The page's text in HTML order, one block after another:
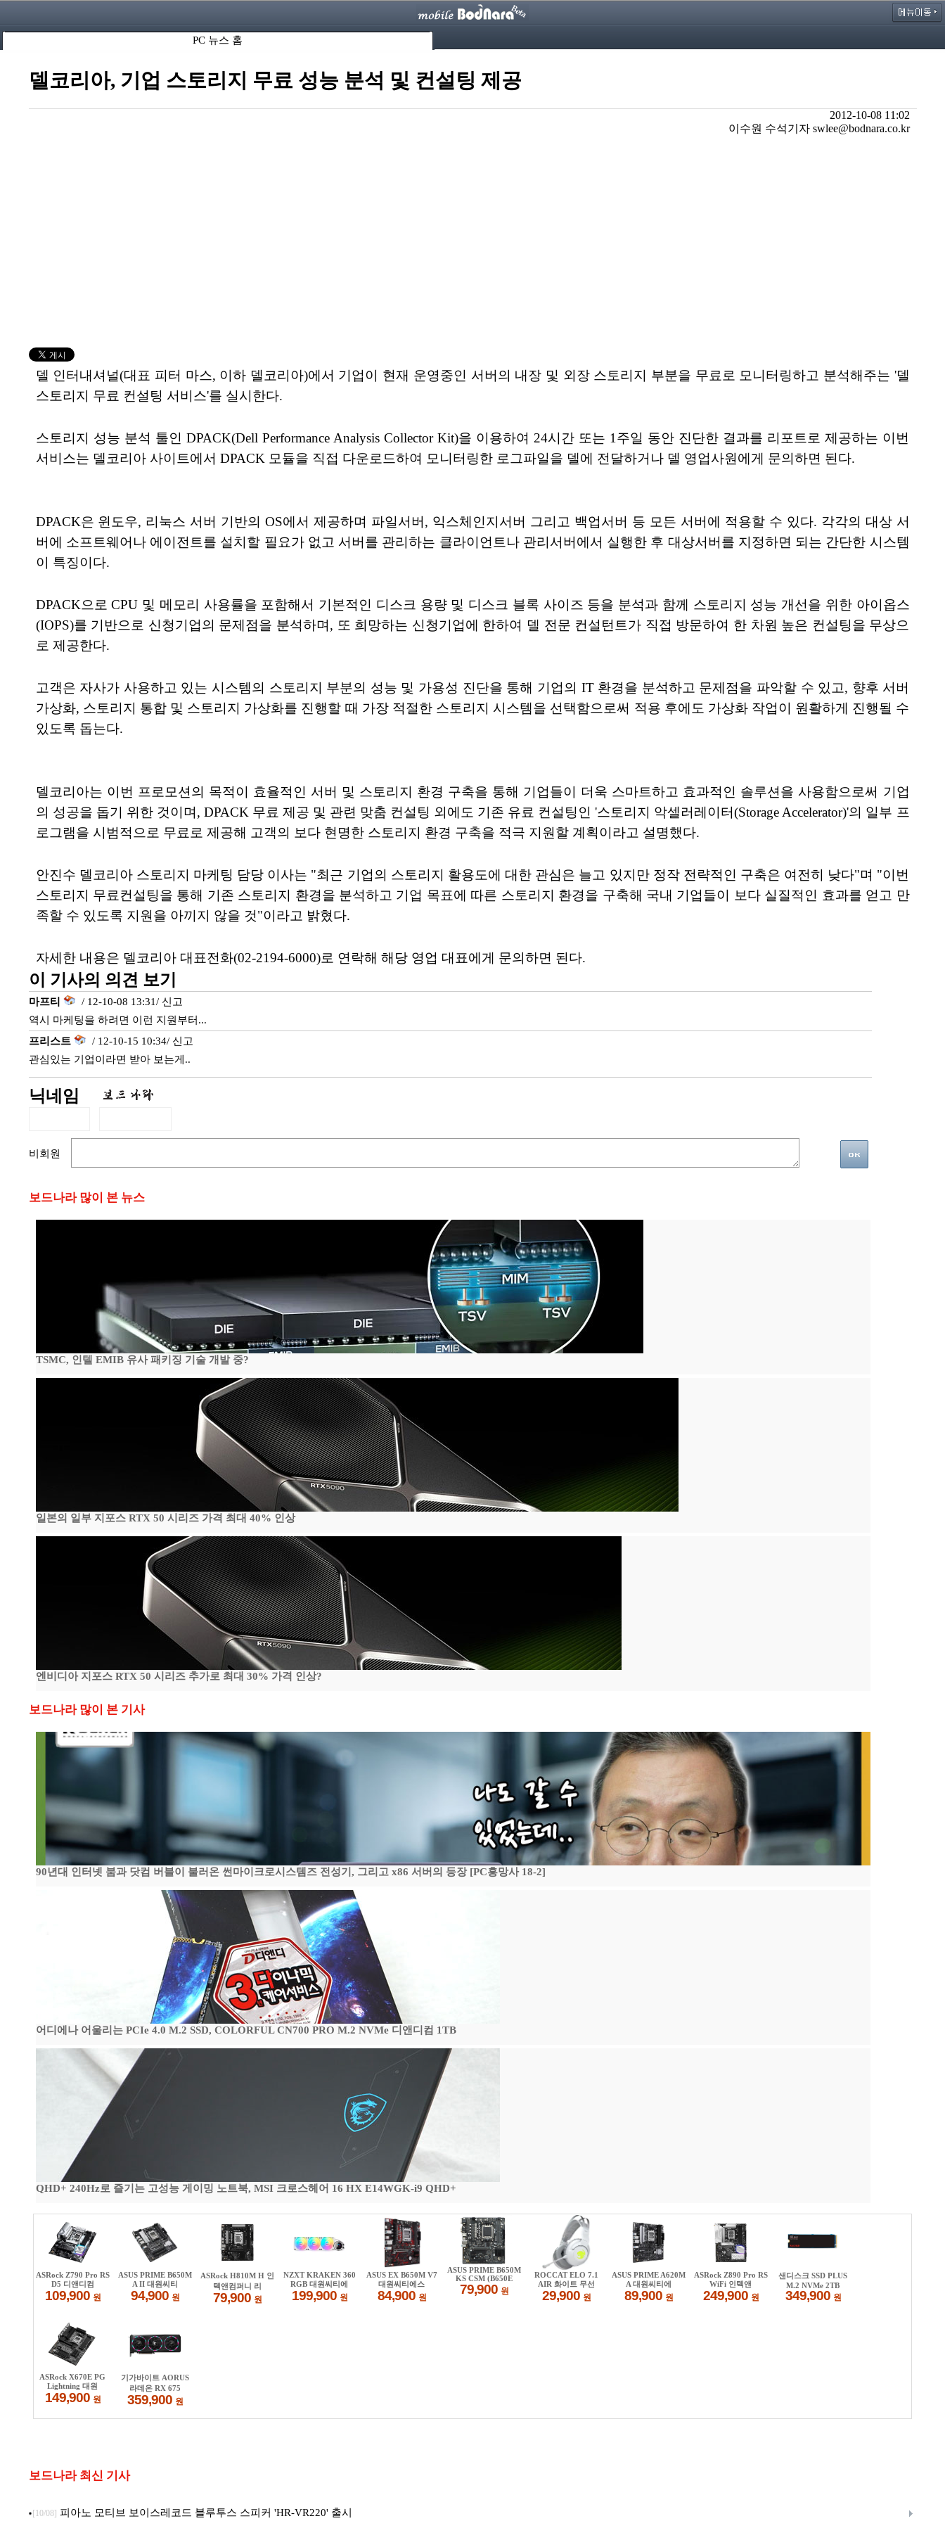
PC 뉴스 홈
델코리아, 기업 스토리지 무료 성능 분석 및 컨설팅 제공
2012-10-08 11:02
이수원 수석기자 swlee@bodnara.co.kr
델 인터내셔널(대표 피터 마스, 이하 델코리아)에서 기업이 현재 운영중인 서버의 내장 및 외장 스토리지 부분을 무료로 모니터링하고 분석해주는 '델
스토리지 무료 컨설팅 서비스'를 실시한다.
스토리지 성능 분석 툴인 DPACK(Dell Performance Analysis Collector Kit)을 이용하여 24시간 또는 1주일 동안 진단한 결과를 리포트로 제공하는 이번
서비스는 델코리아 사이트에서 DPACK 모듈을 직접 다운로드하여 모니터링한 로그파일을 델에 전달하거나 델 영업사원에게 문의하면 된다.
DPACK은 윈도우, 리눅스 서버 기반의 OS에서 제공하며 파일서버, 익스체인지서버 그리고 백업서버 등 모든 서버에 적용할 수 있다. 각각의 대상 서
버에 소프트웨어나 에이전트를 설치할 필요가 없고 서버를 관리하는 클라이언트나 관리서버에서 실행한 후 대상서버를 지정하면 되는 간단한 시스템
이 특징이다.
DPACK으로 CPU 및 메모리 사용률을 포함해서 기본적인 디스크 용량 및 디스크 블록 사이즈 등을 분석과 함께 스토리지 성능 개선을 위한 아이옵스
(IOPS)를 기반으로 신청기업의 문제점을 분석하며, 또 희망하는 신청기업에 한하여 델 전문 컨설턴트가 직접 방문하여 한 차원 높은 컨설팅을 무상으
로 제공한다.
고객은 자사가 사용하고 있는 시스템의 스토리지 부분의 성능 및 가용성 진단을 통해 기업의 IT 환경을 분석하고 문제점을 파악할 수 있고, 향후 서버
가상화, 스토리지 통합 및 스토리지 가상화를 진행할 때 가장 적절한 스토리지 시스템을 선택함으로써 적용 후에도 가상화 작업이 원활하게 진행될 수
있도록 돕는다.
델코리아는 이번 프로모션의 목적이 효율적인 서버 및 스토리지 환경 구축을 통해 기업들이 더욱 스마트하고 효과적인 솔루션을 사용함으로써 기업
의 성공을 돕기 위한 것이며, DPACK 무료 제공 및 관련 맞춤 컨설팅 외에도 기존 유료 컨설팅인 '스토리지 악셀러레이터(Storage Accelerator)'의 일부 프
로그램을 시범적으로 무료로 제공해 고객의 보다 현명한 스토리지 환경 구축을 적극 지원할 계획이라고 설명했다.
안진수 델코리아 스토리지 마케팅 담당 이사는 "최근 기업의 스토리지 활용도에 대한 관심은 늘고 있지만 정작 전략적인 구축은 여전히 낮다"며 "이번
스토리지 무료컨설팅을 통해 기존 스토리지 환경을 분석하고 기업 목표에 따른 스토리지 환경을 구축해 국내 기업들이 보다 실질적인 효과를 얻고 만
족할 수 있도록 지원을 아끼지 않을 것"이라고 밝혔다.
자세한 내용은 델코리아 대표전화(02-2194-6000)로 연락해 해당 영업 대표에게 문의하면 된다.
이 기사의 의견 보기
마프티 / 12-10-08 13:31/ 신고
역시 마케팅을 하려면 이런 지원부터...
프리스트
/ 12-10-15 10:34/ 신고
관심있는 기업이라면 받아 보는게..
닉네임
비회원
보드나라 많이 본 뉴스
TSMC, 인텔 EMIB 유사 패키징 기술 개발 중?
일본의 일부 지포스 RTX 50 시리즈 가격 최대 40% 인상
엔비디아 지포스 RTX 50 시리즈 추가로 최대 30% 가격 인상?
보드나라 많이 본 기사
90년대 인터넷 붐과 닷컴 버블이 불러온 썬마이크로시스템즈 전성기, 그리고 x86 서버의 등장 [PC흥망사 18-2]
어디에나 어울리는 PCIe 4.0 M.2 SSD, COLORFUL CN700 PRO M.2 NVMe 디앤디컴 1TB
QHD+ 240Hz로 즐기는 고성능 게이밍 노트북, MSI 크로스헤어 16 HX E14WGK-i9 QHD+
보드나라 최신 기사
[10/08] 피아노 모티브 보이스레코드 블루투스 스피커 'HR-VR220' 출시